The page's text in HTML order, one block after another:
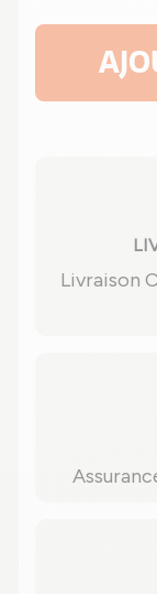
Livraison